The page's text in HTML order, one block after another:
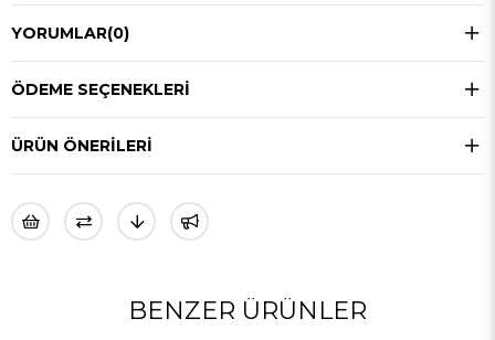
YORUMLAR(0)
ÖDEME SEÇENEKLERI
ÜRÜN ÖNERILERI
BENZER ÜRÜNLER